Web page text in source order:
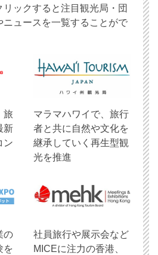
ックすると注目観光局・団
ニュースを一覧することがで
旅
新
ン
マラマハワイで、旅行
者と共に自然や文化を
継承していく再生型観
光を推進
の
を
社員旅行や展示会など
MICEに注力の香港、